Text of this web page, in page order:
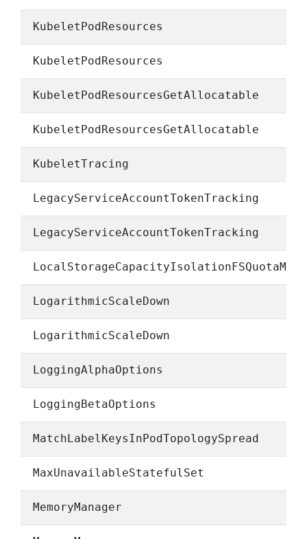
KubeletPodResources
KubeletPodResources
KubeletPodResourcesGetAllocatable
KubeletPodResourcesGetAllocatable
KubeletTracing
LegacyServiceAccountTokenTracking
LegacyServiceAccountTokenTracking
LogarithmicScaleDown
LogarithmicScaleDown
LoggingAlphaOptions
LoggingBetaOptions
MatchLabelKeysInPodTopologySpread
MaxUnavailableStatefulSet
MemoryManager